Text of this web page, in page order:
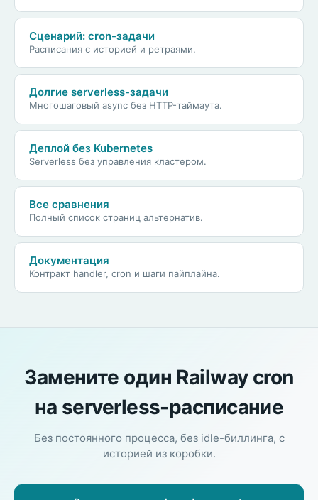
Сценарий: cron-задачи
Расписания с историей и ретраями.
Долгие serverless-задачи
Многошаговый async без HTTP-таймаута.
Деплой без Kubernetes
Serverless без управления кластером.
Все сравнения
Полный список страниц альтернатив.
Документация
Контракт handler, cron и шаги пайплайна.
Замените один Railway cron
на serverless-расписание
Без постоянного процесса, без idle-биллинга, с
историей из коробки.